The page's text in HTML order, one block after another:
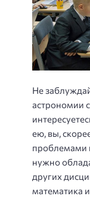
Не
астрономии
ею, вы,
проблемами
нужно
других
математика